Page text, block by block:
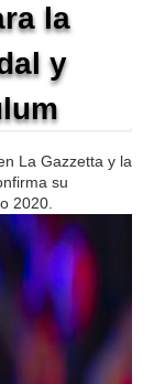
la
y
La Gazzetta y la
su
2020.